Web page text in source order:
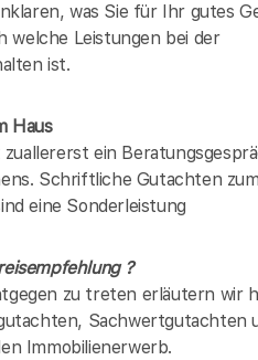
was Sie für Ihr gutes
welche Leistungen bei der
ist.
Haus
ein
Schriftliche Gutachten
eine Sonderleistung
?
zu treten erläutern wir
Sachwertgutachten
Immobilienerwerb.